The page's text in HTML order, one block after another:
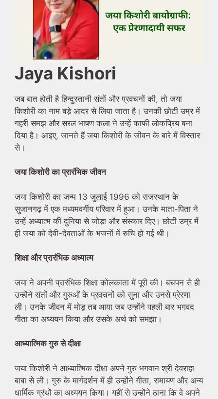
Jaya Kishori
जब बात होती है हिन्दुस्तानी संतों और प्रवचनों की, तो जया
किशोरी का नाम बड़े आदर से लिया जाता है। उनकी छोटी उम्र में
गहरी समझ और सरल भाषण कला ने उन्हें काफी लोकप्रिय बना
दिया है। आइए, जानते हैं जया किशोरी के जीवन के बारे में विस्तार
से।
जया किशोरी का प्रारंभिक जीवन
जया किशोरी का जन्म 13 जुलाई 1996 को राजस्थान के
सुजानगढ़ में एक मध्यमवर्गीय परिवार में हुआ। उनके माता-पिता ने
उन्हें अध्यात्म की दुनिया से जोड़ा और संस्कार दिए। छोटी उम्र में
ही जया को देवी-देवताओं के भजनों में रुचि हो गई थी।
शिक्षा और प्रारंभिक अध्यात्म
जया ने अपनी प्रारंभिक शिक्षा कोलकाता में पूरी की। बचपन से ही
उन्होंने संतों और गुरुओं के प्रवचनों को सुना और उनसे प्रेरणा
ली। उनके जीवन में मोड़ तब आया जब उन्होंने पहली बार भगवद
गीता का अध्ययन किया और उसके अर्थ को समझा।
आध्यात्मिक गुरु से दीक्षा
जया किशोरी ने आध्यात्मिक दीक्षा अपने गुरु भगवान श्री देवराहा
बाबा से ली। गुरु के मार्गदर्शन में ही उन्होंने गीता, रामायण और अन्य
धार्मिक ग्रंथों का अध्ययन किया। यहीं से उन्होंने ठाना कि वे अपने